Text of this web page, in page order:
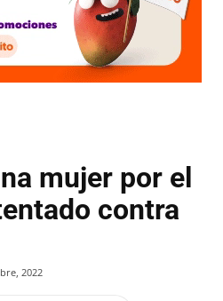
mujer por el
contra
2022